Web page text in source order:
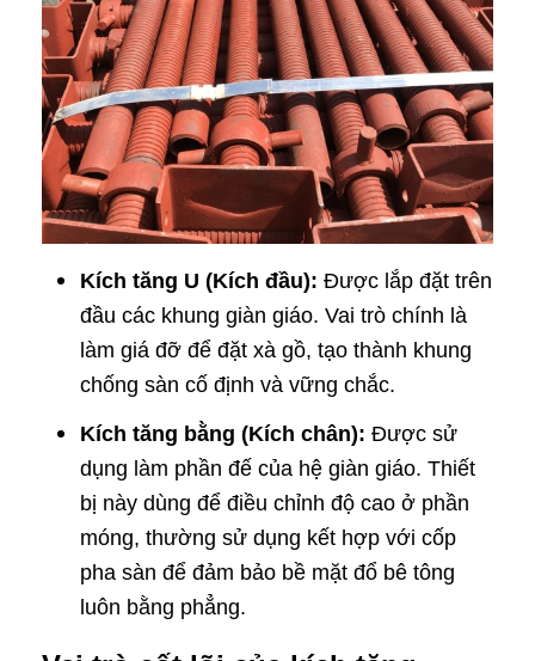
Kích tăng U (Kích đầu): Được lắp đặt trên
đầu các khung giàn giáo. Vai trò chính là
làm giá đỡ để đặt xà gồ, tạo thành khung
chống sàn cố định và vững chắc.
Kích tăng bằng (Kích chân): Được sử
dụng làm phần đế của hệ giàn giáo. Thiết
bị này dùng để điều chỉnh độ cao ở phần
móng, thường sử dụng kết hợp với cốp
pha sàn để đảm bảo bề mặt đổ bê tông
luôn bằng phẳng.